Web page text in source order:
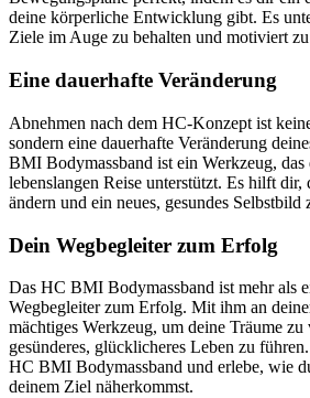
deine körperliche Entwicklung gibt. Es
Ziele im Auge zu behalten und motiviert
Eine dauerhafte Veränderung
Abnehmen nach dem HC-Konzept ist
sondern eine dauerhafte Veränderung
BMI Bodymassband ist ein Werkzeug, das
lebenslangen Reise unterstützt. Es hilft dir,
ändern und ein neues, gesundes Selbstbild
Dein Wegbegleiter zum Erfolg
Das HC BMI Bodymassband ist mehr als
Wegbegleiter zum Erfolg. Mit ihm an
mächtiges Werkzeug, um deine Träume
gesünderes, glücklicheres Leben zu
HC BMI Bodymassband und erlebe, wie
deinem Ziel näherkommst.